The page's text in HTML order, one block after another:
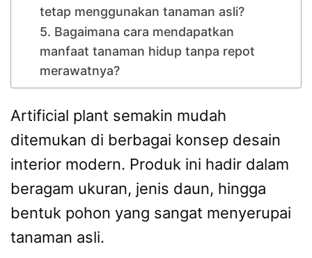
tetap menggunakan tanaman asli?
5. Bagaimana cara mendapatkan
manfaat tanaman hidup tanpa repot
merawatnya?
Artificial plant semakin mudah
ditemukan di berbagai konsep desain
interior modern. Produk ini hadir dalam
beragam ukuran, jenis daun, hingga
bentuk pohon yang sangat menyerupai
tanaman asli.